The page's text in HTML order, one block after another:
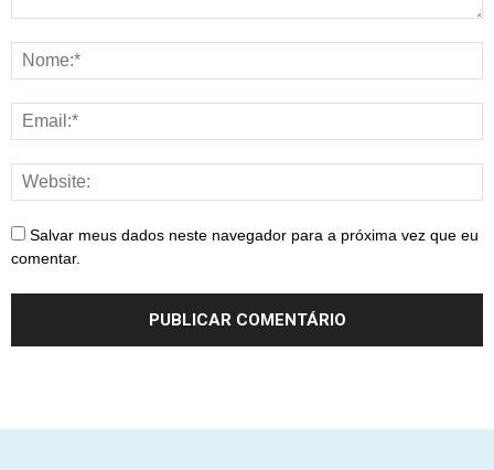
Salvar meus dados neste navegador para a próxima vez que eu
comentar.